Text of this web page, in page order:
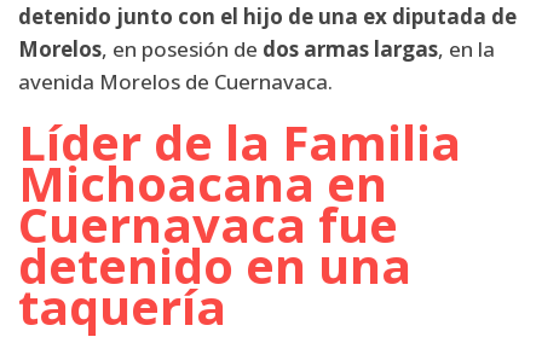
detenido junto con el hijo de una ex diputada de
Morelos, en posesión de dos armas largas, en la
avenida Morelos de Cuernavaca.
Líder de la Familia
Michoacana en
Cuernavaca fue
detenido en una
taquería